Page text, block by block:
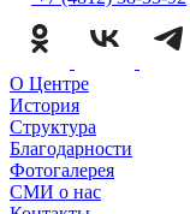
О Центре
История
Структура
Благодарности
Фотогалерея
СМИ о нас